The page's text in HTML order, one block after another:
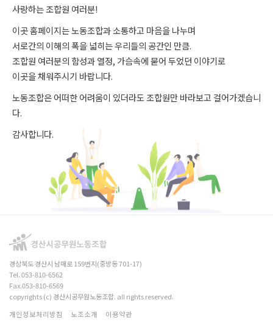
사랑하는 조합원 여러분!
이곳 홈페이지는 노동조합과 소통하고 마음을 나누며
서로간의 이해의 폭을 넓히는 우리들의 공간인 만큼.
조합원 여러분의 함성과 열정, 가슴속에 묻어 두었던 이야기로
이곳을 채워주시기 바랍니다.
노동조합은 어떠한 어려움이 있더라도 조합원만 바라보고 걸어가겠습니
다.
감사합니다.
경상북도 경산시 남매로 159번지(중방동 701-17)
Tel. 053-810-6562
Fax.053-810-6569
copyrights (c) 경산시공무원노동조합. all rights reserved.
개인정보처리방침
노조소개 이용약관